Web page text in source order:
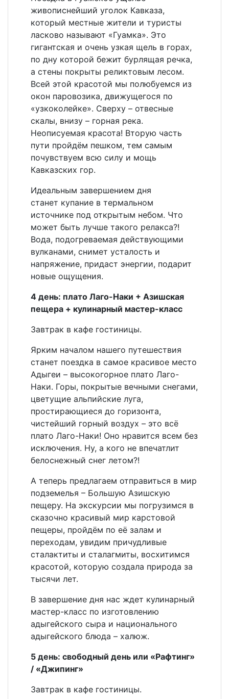
живописнейший уголок Кавказа,
который местные жители и туристы
ласково называют «Гуамка». Это
гигантская и очень узкая щель в горах,
по дну которой бежит бурлящая речка,
а стены покрыты реликтовым лесом.
Всей этой красотой мы полюбуемся из
окон паровозика, движущегося по
«узкоколейке». Сверху – отвесные
скалы, внизу – горная река.
Неописуемая красота! Вторую часть
пути пройдём пешком, тем самым
почувствуем всю силу и мощь
Кавказских гор.
Идеальным завершением дня
станет купание в термальном
источнике под открытым небом. Что
может быть лучше такого релакса?!
Вода, подогреваемая действующими
вулканами, снимет усталость и
напряжение, придаст энергии, подарит
новые ощущения.
4 день: плато Лаго-Наки + Азишская
пещера + кулинарный мастер-класс
Завтрак в кафе гостиницы.
Ярким началом нашего путешествия
станет поездка в самое красивое место
Адыгеи – высокогорное плато Лаго-
Наки. Горы, покрытые вечными снегами,
цветущие альпийские луга,
простирающиеся до горизонта,
чистейший горный воздух – это всё
плато Лаго-Наки! Оно нравится всем без
исключения. Ну, а кого не впечатлит
белоснежный снег летом?!
А теперь предлагаем отправиться в мир
подземелья – Большую Азишскую
пещеру. На экскурсии мы погрузимся в
сказочно красивый мир карстовой
пещеры, пройдём по её залам и
переходам, увидим причудливые
сталактиты и сталагмиты, восхитимся
красотой, которую создала природа за
тысячи лет.
В завершение дня нас ждет кулинарный
мастер-класс по изготовлению
адыгейского сыра и национального
адыгейского блюда – халюж.
5 день: свободный день или «Рафтинг»
/ «Джипинг»
Завтрак в кафе гостиницы.